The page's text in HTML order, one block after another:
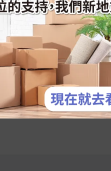
【 麥片女孩 Melissa 】自製
麥片果昔 清爽零負擔?